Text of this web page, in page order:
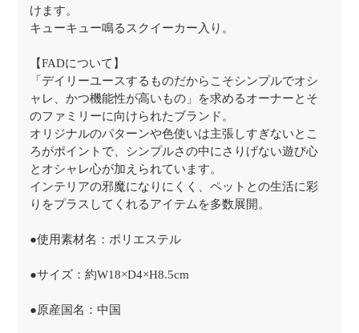
けます。
キューキュー鳴るスクイーカー入り。
【FADについて】
「デイリーユースするものだからこそシンプルでオシ
ャレ、かつ機能性が高いもの」を求めるオーナーとそ
のファミリーに向けられたブランド。
オリジナルのパターンや色使いは主張しすぎないとこ
ろがポイントで、シンプルさの中にさりげない遊び心
とオシャレ心が加えられています。
インテリアの邪魔になりにくく、ペットとの生活に彩
りをプラスしてくれるアイテムを多数展開。
●使用素材名：ポリエステル
●サイズ：約W18×D4×H8.5cm
●原産国名：中国